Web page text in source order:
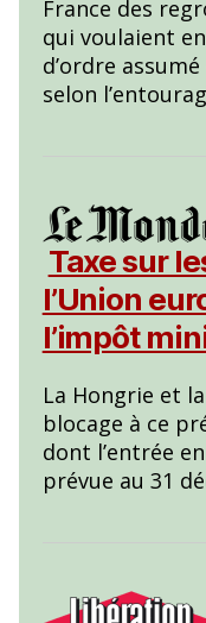
France des
qui voulaient
d’ordre assumé
selon
Taxe sur
l’Union
l’impôt
La Hongrie et
blocage à ce
dont l’entrée
prévue au 31